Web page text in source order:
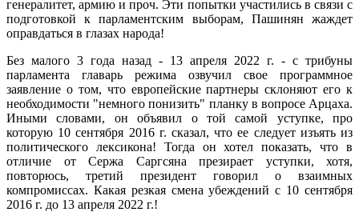
генералитет, армию и проч. Эти попытки участились в связи с
подготовкой к парламентским выборам, Пашинян жаждет
оправдаться в глазах народа!
Без малого 3 года назад - 13 апреля 2022 г. - с трибуны
парламента главарь режима озвучил свое программное
заявление о том, что европейские партнеры склоняют его к
необходимости "немного понизить" планку в вопросе Арцаха.
Иными словами, он объявил о той самой уступке, про
которую 10 сентября 2016 г. сказал, что ее следует изъять из
политического лексикона! Тогда он хотел показать, что в
отличие от Сержа Саргсяна презирает уступки, хотя,
повторюсь, третий президент говорил о взаимных
компромиссах. Какая резкая смена убеждений с 10 сентября
2016 г. до 13 апреля 2022 г.!